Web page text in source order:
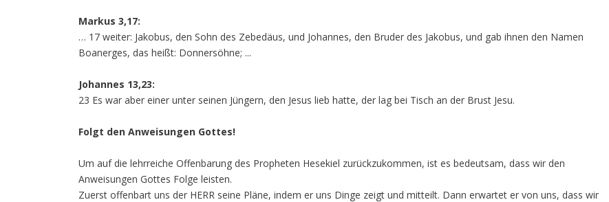
Markus 3,17:
… 17 weiter: Jakobus, den Sohn des Zebedäus, und Johannes, den Bruder des Jakobus, und gab ihnen den Namen
Boanerges, das heißt: Donnersöhne; ...
Johannes 13,23:
23 Es war aber einer unter seinen Jüngern, den Jesus lieb hatte, der lag bei Tisch an der Brust Jesu.
Folgt den Anweisungen Gottes!
Um auf die lehrreiche Offenbarung des Propheten Hesekiel zurückzukommen, ist es bedeutsam, dass wir den
Anweisungen Gottes Folge leisten.
Zuerst offenbart uns der HERR seine Pläne, indem er uns Dinge zeigt und mitteilt. Dann erwartet er von uns, dass wir